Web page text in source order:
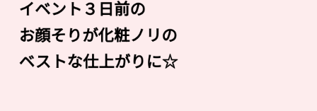
イベント３日前の
お顔そりが化粧ノリの
ベストな仕上がりに☆